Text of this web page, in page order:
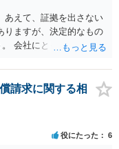
主代表訴訟を提起する
できる責任は，あなた
責任）の範囲に留まり
できません。 実際上問
最終的には訴訟を提起
あえて、証拠を出さない
りますが、決定的なもの
会社にとっても負担で
れるので、一般の方が思
請求に関する相
役にたった 6